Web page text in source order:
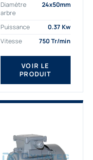
aux applications
sévères. Nous
déterminons,
fournissons
des moteurs
asynchrones depuis de
nombreuses années....
Diamètre
arbre
24x50mm
Puissance
0.37 Kw
Vitesse
750 Tr/min
VOIR LE
PRODUIT